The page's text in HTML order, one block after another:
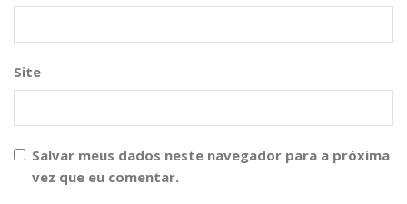
Site
Salvar meus dados neste navegador para a próxima
vez que eu comentar.